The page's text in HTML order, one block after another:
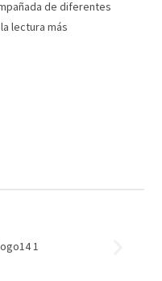
de diferentes
lectura más